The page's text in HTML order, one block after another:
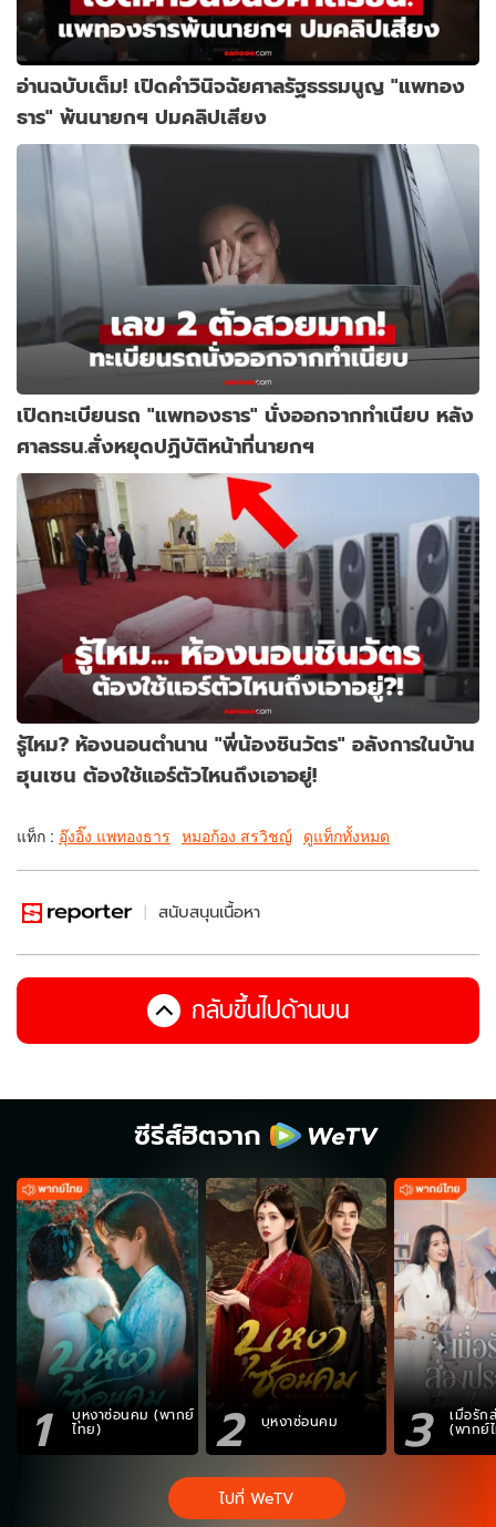
อ่านฉบับเต็ม! เปิดคำวินิจฉัยศาลรัฐธรรมนูญ "แพทอง
ธาร" พ้นนายกฯ ปมคลิปเสียง
เปิดทะเบียนรถ "แพทองธาร" นั่งออกจากทำเนียบ หลัง
ศาลรธน.สั่งหยุดปฏิบัติหน้าที่นายกฯ
รู้ไหม? ห้องนอนตำนาน "พี่น้องชินวัตร" อลังการในบ้าน
ฮุนเซน ต้องใช้แอร์ตัวไหนถึงเอาอยู่!
แท็ก : อุ๊งอิ๊ง แพทองธาร หมอก้อง สรวิชญ์ ดูแท็กทั้งหมด
สนับสนุนเนื้อหา
กลับขึ้นไปด้านบน
ซีรีส์ฮิตจาก
1 บุหงาซ่อนคม (พากย์
ไทย) 2 บุหงาซ่อนคม 3 เมื่อรัก
(พากย์
ไปที่ WeTV